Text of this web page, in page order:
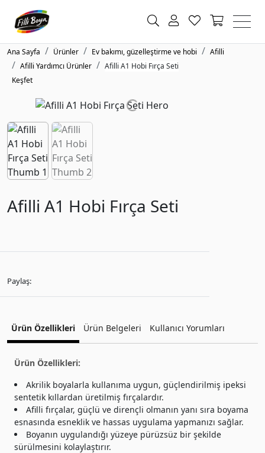
Ana Sayfa Ürünler Ev bakımı, güzelleştirme ve hobi
Afilli
Afilli Yardımcı Ürünler
Keşfet
Afilli A1 Hobi Fırça Seti
Afilli A1 Hobi Fırça Seti
Paylaş:
Ürün Özellikleri Ürün Belgeleri Kullanıcı Yorumları
Ürün Özellikleri:
Akrilik boyalarla kullanıma uygun, güçlendirilmiş ipeksi
sentetik kıllardan üretilmiş fırçalardır.
Afilli fırçalar, güçlü ve dirençli olmanın yanı sıra boyama
esnasında esneklik ve hassas uygulama yapmanızı sağlar.
Boyanın uygulandığı yüzeye pürüzsüz bir şekilde
sürülmesini kolaylaştırır.